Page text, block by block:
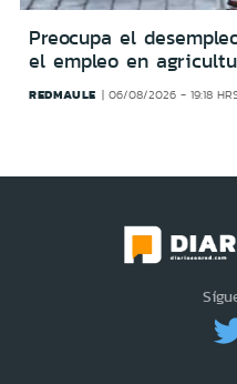
Preocupa el
el empleo en
REDMAULE 06/08/2026 - 19:18